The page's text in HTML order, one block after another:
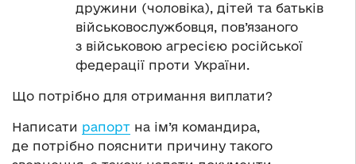
дружини (чоловіка), дітей та батьків
військовослужбовця, пов’язаного
з військовою агресією російської
федерації проти України.
Що потрібно для отримання виплати?
Написати рапорт на ім’я командира,
де потрібно пояснити причину такого